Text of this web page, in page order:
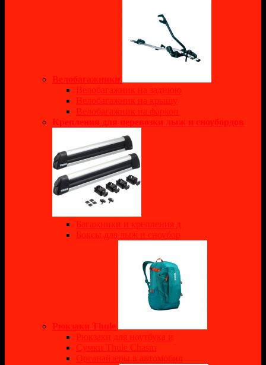
Велобагажники
Велобагажник на заднюю
Велобагажник на крышу
Велобагажник на фаркоп
Крепления для перевозки лыж и сноубордов
Багажники и крепления д
Боксы для лыж и сноубор
Рюкзаки Thule
Рюкзаки для ноутбука и
Сумки Thule Chasm
Органайзеры в автомобил